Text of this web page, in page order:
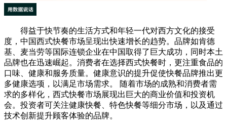
得益于快节奏的生活方式和年轻一代对西方文化的接受
度，中国西式快餐市场呈现出快速增长的趋势。品牌如肯德
基、麦当劳等国际连锁企业在中国取得了巨大成功，同时本土
品牌也在迅速崛起。消费者在选择西式快餐时，更注重食品的
口味、健康和服务质量。健康意识的提升促使快餐品牌推出更
多健康选项，以满足市场需求。 随着市场的成熟和消费者需
求的多样化，西式快餐市场展现出巨大的商业价值和投资机
会。投资者可关注健康快餐、特色快餐等细分市场，以及通过
技术创新提升顾客体验的品牌。